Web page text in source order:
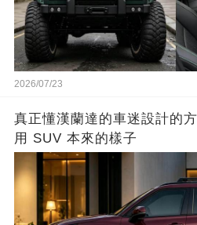
2026/07/23
真正懂漢蘭達的車迷設計的
用 SUV 本來的樣子